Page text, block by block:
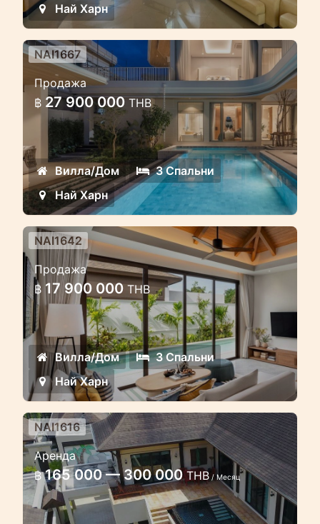
Най Харн
Виллы Saiyuan — премиальный
проект в зелёном районе Равай
на юге Пхукета
Виллы Saiyuan — премиальный
проект в зелёном районе Равай на
юге Пхукета
NAI1667
Продажа
฿ 27 900 000THB
Вилла/Дом
3 Спальни
Най Харн
Современный комплекс вилл:
комфорт, уединение и
инвестиционная
привлекательность
Современный комплекс вилл:
комфорт, уединение и
инвестиционная привлекательность
NAI1642
Продажа
฿ 17 900 000THB
Вилла/Дом
3 Спальни
Най Харн
Вилла с 3 спальнями и
бассейном в нескольких
минутах ходьбы от пляжа
Красивая вилла с 3 спальнями и
NAI1616
Аренда
฿ 165 000 — 300 000THB / Месяц